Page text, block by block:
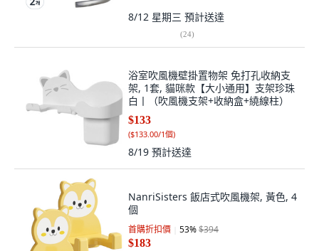
8/12 星期三 預計送達
(24)
浴室吹風機壁掛置物架 免打孔收納支
架, 1套, 貓咪款【大小通用】支架珍珠
白丨（吹風機支架+收納盒+繞線柱）
$133
($133.00/1個)
8/19 預計送達
NanriSisters 飯店式吹風機架, 黃色, 4
個
首購折扣價 53%$394
$183